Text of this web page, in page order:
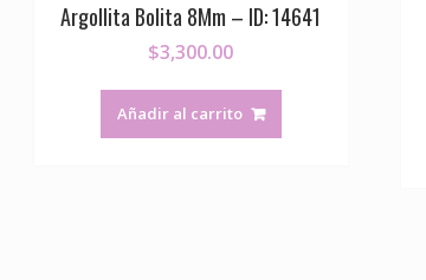
Argollita Bolita 8Mm – ID: 14641
$3,300.00
Añadir al carrito